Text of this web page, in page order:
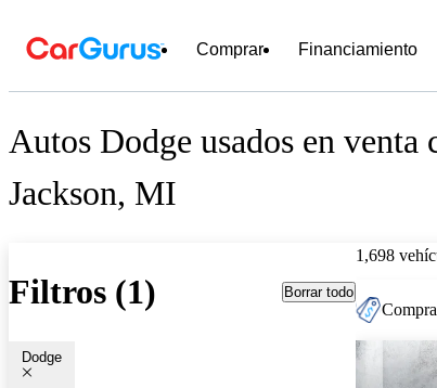
Comprar Financiamiento
Autos Dodge usados en venta
Jackson, MI
Filtros (1) Borrar todo
Dodge
1,698